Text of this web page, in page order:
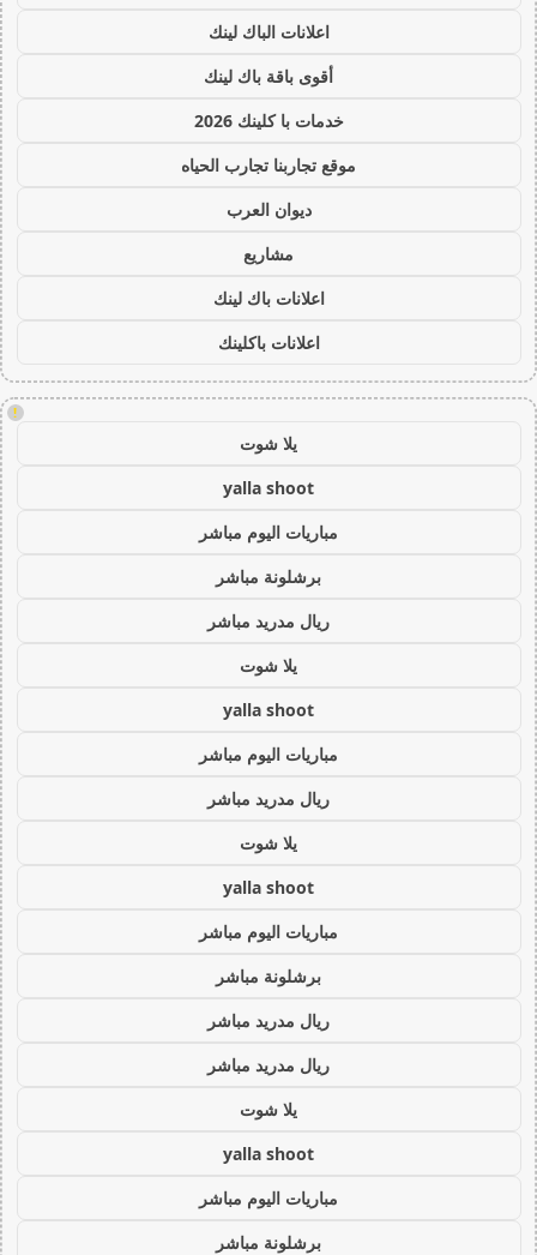
اعلانات الباك لينك
أقوى باقة باك لينك
خدمات با كلينك 2026
موقع تجاربنا تجارب الحياه
ديوان العرب
مشاريع
اعلانات باك لينك
اعلانات باكلينك
!
يلا شوت
yalla shoot
مباريات اليوم مباشر
برشلونة مباشر
ريال مدريد مباشر
يلا شوت
yalla shoot
مباريات اليوم مباشر
ريال مدريد مباشر
يلا شوت
yalla shoot
مباريات اليوم مباشر
برشلونة مباشر
ريال مدريد مباشر
ريال مدريد مباشر
يلا شوت
yalla shoot
مباريات اليوم مباشر
برشلونة مباشر